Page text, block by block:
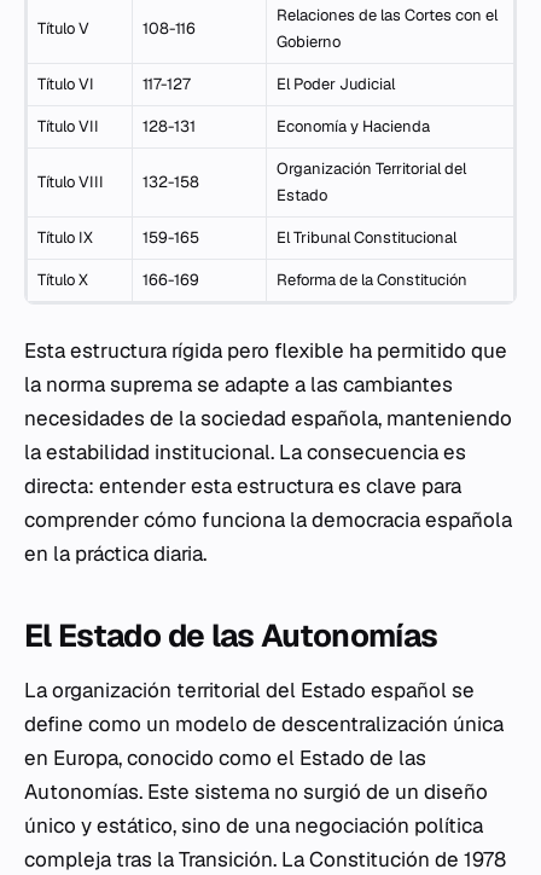
Título V 108-116
Relaciones de las Cortes con el
Gobierno
Título VI 117-127 El Poder Judicial
Título VII 128-131 Economía y Hacienda
Título VIII 132-158
Organización Territorial del
Estado
Título IX 159-165 El Tribunal Constitucional
Título X 166-169 Reforma de la Constitución
Esta estructura rígida pero flexible ha permitido que
la norma suprema se adapte a las cambiantes
necesidades de la sociedad española, manteniendo
la estabilidad institucional. La consecuencia es
directa: entender esta estructura es clave para
comprender cómo funciona la democracia española
en la práctica diaria.
El Estado de las Autonomías
La organización territorial del Estado español se
define como un modelo de descentralización única
en Europa, conocido como el Estado de las
Autonomías. Este sistema no surgió de un diseño
único y estático, sino de una negociación política
compleja tras la Transición. La Constitución de 1978